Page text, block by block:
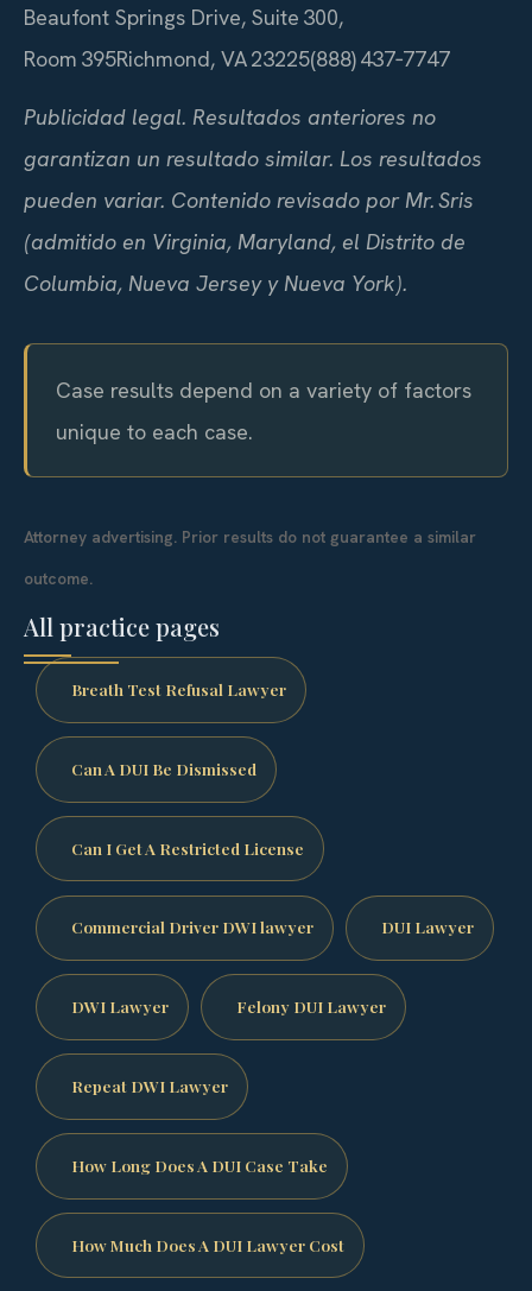
Beaufont Springs Drive, Suite 300,
Room 395Richmond, VA 23225(888) 437‑7747
Publicidad legal. Resultados anteriores no
garantizan un resultado similar. Los resultados
pueden variar. Contenido revisado por Mr. Sris
(admitido en Virginia, Maryland, el Distrito de
Columbia, Nueva Jersey y Nueva York).
Case results depend on a variety of factors
unique to each case.
Attorney advertising. Prior results do not guarantee a similar
outcome.
All practice pages
Breath Test Refusal Lawyer
Can A DUI Be Dismissed
Can I Get A Restricted License
Commercial Driver DWI lawyer DUI Lawyer
DWI Lawyer Felony DUI Lawyer
Repeat DWI Lawyer
How Long Does A DUI Case Take
How Much Does A DUI Lawyer Cost